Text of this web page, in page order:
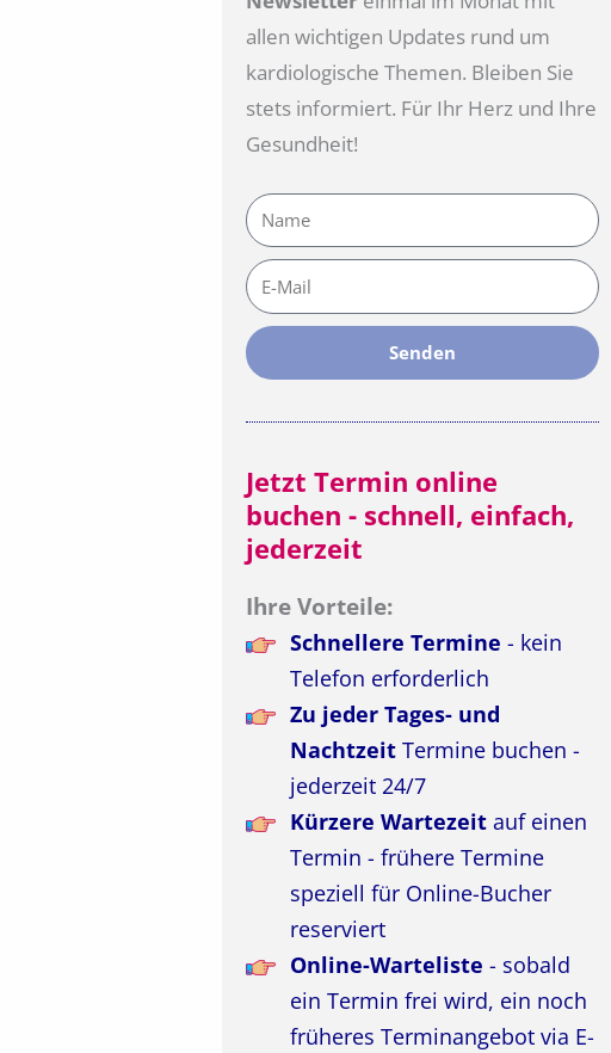
allen wichtigen Updates rund um
kardiologische Themen. Bleiben Sie
stets informiert. Für Ihr Herz und Ihre
Gesundheit!
Name
E-
Mail
Senden
Jetzt Termin online
buchen - schnell, einfach,
jederzeit
Ihre Vorteile:
Schnellere Termine - kein
Telefon erforderlich
Zu jeder Tages- und
NachtzeitTermine buchen -
jederzeit 24/7
Kürzere Wartezeitauf einen
Termin - frühere Termine
speziell für Online-Bucher
reserviert
Online-Warteliste - sobald
ein Termin frei wird, ein noch
früheres Terminangebot via E-